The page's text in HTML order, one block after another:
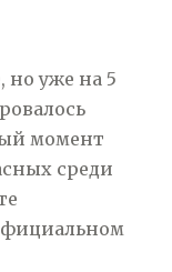
но уже на 5
момент
среди